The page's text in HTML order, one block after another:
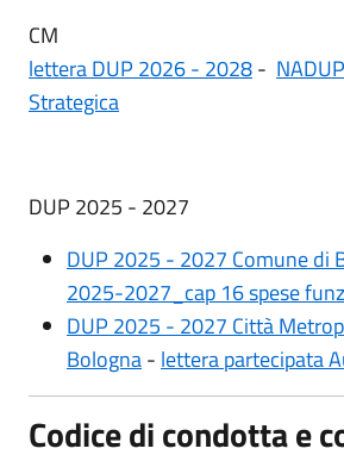
CM
lettera DUP 2026 - 2028-
Strategica
DUP 2025 - 2027
DUP 2025 - 2027 Comune di
2025-2027_cap 16 spese
DUP 2025 - 2027 Città
Bologna- lettera partecipata
Codice di condotta e